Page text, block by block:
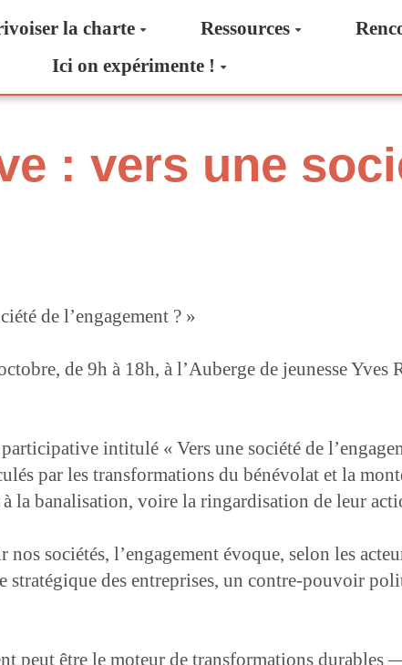
la charte Ressources
Ici on expérimente !
: vers une
de l’engagement ? »
de 9h à 18h, à l’Auberge de jeunesse Yves
intitulé « Vers une société de
par les transformations du bénévolat et la
la banalisation, voire la ringardisation de leur
sociétés, l’engagement évoque, selon les
des entreprises, un contre-pouvoir
peut être le moteur de transformations durables